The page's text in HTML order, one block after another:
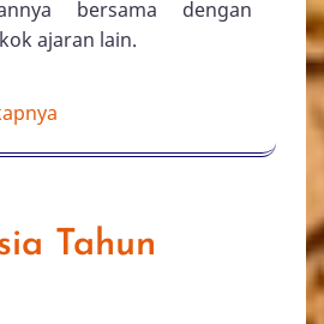
bersama dengan
ajaran lain.
Tahun